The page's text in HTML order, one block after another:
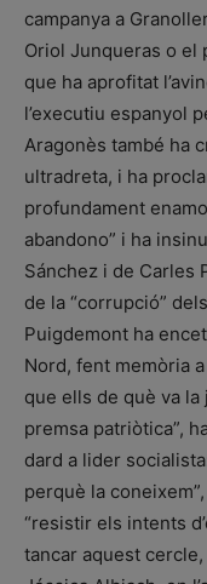
campanya a
Oriol Junqueras o el
que ha aprofitat
l’executiu espanyol
Aragonès també ha
ultradreta, i ha
profundament
abandono” i ha
Sánchez i de Carles
de la “corrupció”
Puigdemont ha
Nord, fent memòria
que ells de què va
premsa patriòtica”,
dard a lider
perquè la
“resistir els intents
tancar aquest